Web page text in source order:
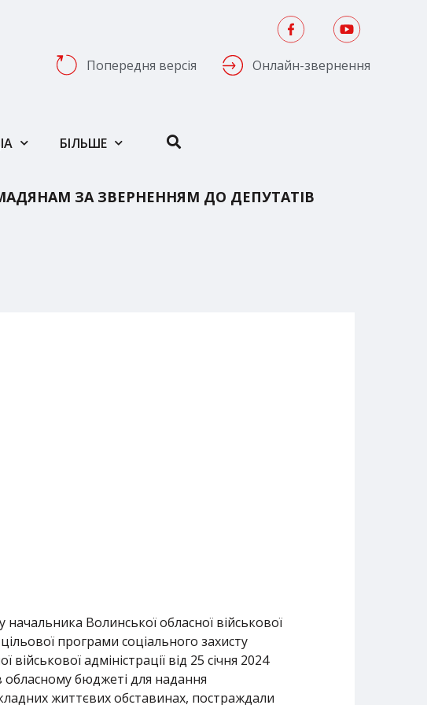
Попередня версія Онлайн-звернення
БІЛЬШЕ
ЗА ЗВЕРНЕННЯМ ДО ДЕПУТАТІВ
Волинської обласної військової
програми соціального захисту
адміністрації від 25 січня 2024
бюджеті для надання
життєвих обставинах, постраждали